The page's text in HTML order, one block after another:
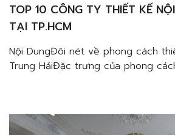
TOP 10 CÔNG TY THIẾT KẾ
TẠI TP.HCM
Nội DungĐôi nét về phong cách
Trung HảiĐặc trưng của phong
trang trí tườngĐặc trưng cửa mái […]